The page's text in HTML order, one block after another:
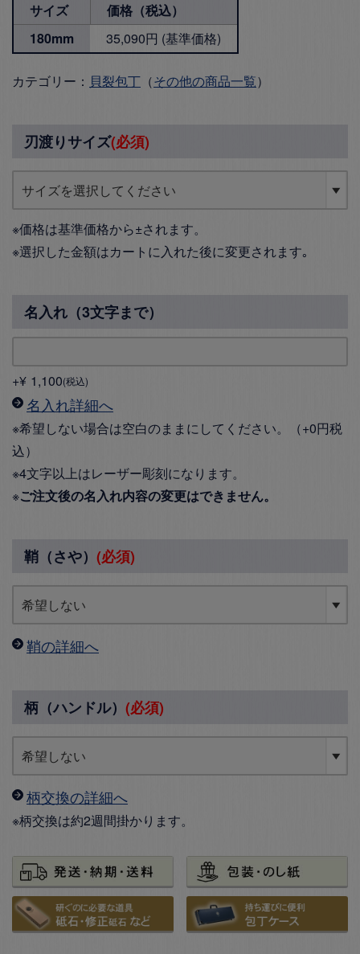
サイズ
価格（税込）
180mm
35,090円 (基準価格)
カテゴリー： 貝裂包丁 （その他の商品一覧）
刃渡りサイズ(必須)
※価格は基準価格から±されます。
※選択した金額はカートに入れた後に変更されます｡
名入れ（3文字まで）
+¥ 1,100 税込
名入れ詳細へ
※希望しない場合は空白のままにしてください。（+0円税
込）
※4文字以上はレーザー彫刻になります。
※ご注文後の名入れ内容の変更はできません。
鞘（さや） (必須)
鞘の詳細へ
柄（ハンドル） (必須)
柄交換の詳細へ
※柄交換は約2週間掛かります。